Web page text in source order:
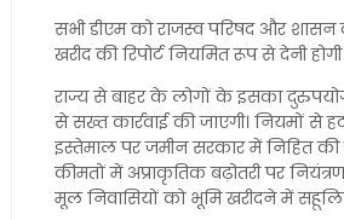
सभी डीएम को राजस्व परिषद और शासन
खरीद की रिपोर्ट नियमित रूप से देनी होगी।
राज्य से बाहर के लोगों के इसका
से सख्त कार्रवाई की जाएगी। नियमों से
इस्तेमाल पर जमीन सरकार में निहित की
कीमतों में अप्राकृतिक बढ़ोतरी पर
मूल निवासियों को भूमि खरीदने में